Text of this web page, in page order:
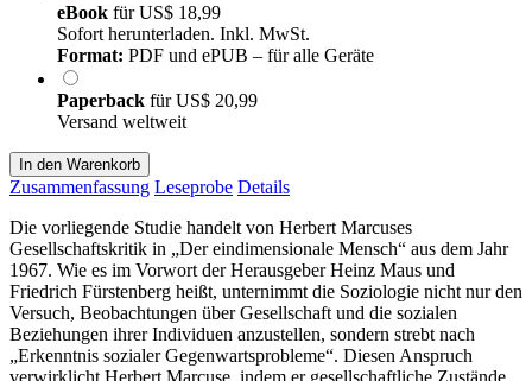
eBook fürUS$ 18,99
Sofort herunterladen. Inkl. MwSt.
Format: PDF und ePUB – für alle Geräte
Paperback fürUS$ 20,99
Versand weltweit
In den Warenkorb
Zusammenfassung Leseprobe Details
Die vorliegende Studie handelt von Herbert Marcuses
Gesellschaftskritik in „Der eindimensionale Mensch“ aus dem Jahr
1967. Wie es im Vorwort der Herausgeber Heinz Maus und
Friedrich Fürstenberg heißt, unternimmt die Soziologie nicht nur den
Versuch, Beobachtungen über Gesellschaft und die sozialen
Beziehungen ihrer Individuen anzustellen, sondern strebt nach
„Erkenntnis sozialer Gegenwartsprobleme“. Diesen Anspruch
verwirklicht Herbert Marcuse, indem er gesellschaftliche Zustände